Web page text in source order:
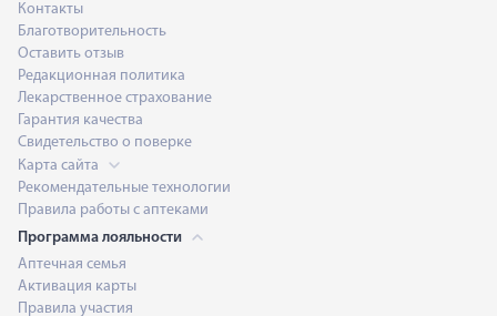
Контакты
Благотворительность
Оставить отзыв
Редакционная политика
Лекарственное страхование
Гарантия качества
Свидетельство о поверке
Карта сайта
Рекомендательные технологии
Правила работы с аптеками
Программа лояльности
Аптечная семья
Активация карты
Правила участия